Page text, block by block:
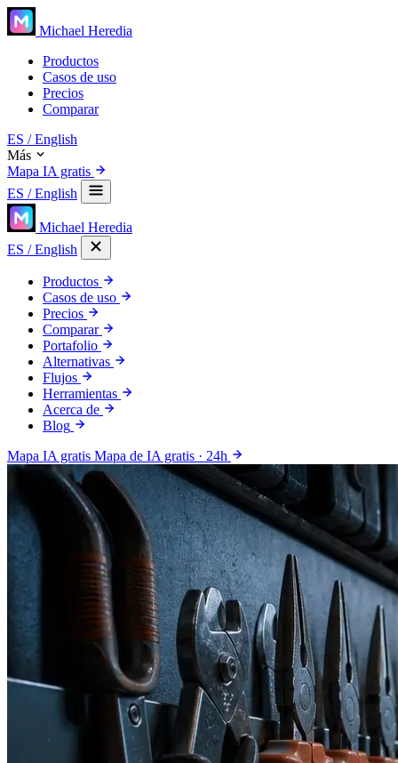
Michael Heredia
Productos
Casos de uso
Precios
Comparar
ES / English
Más
Mapa IA gratis
ES / English
Michael Heredia
ES / English
Productos
Casos de uso
Precios
Comparar
Portafolio
Alternativas
Flujos
Herramientas
Acerca de
Blog
Mapa IA gratis Mapa de IA gratis · 24h